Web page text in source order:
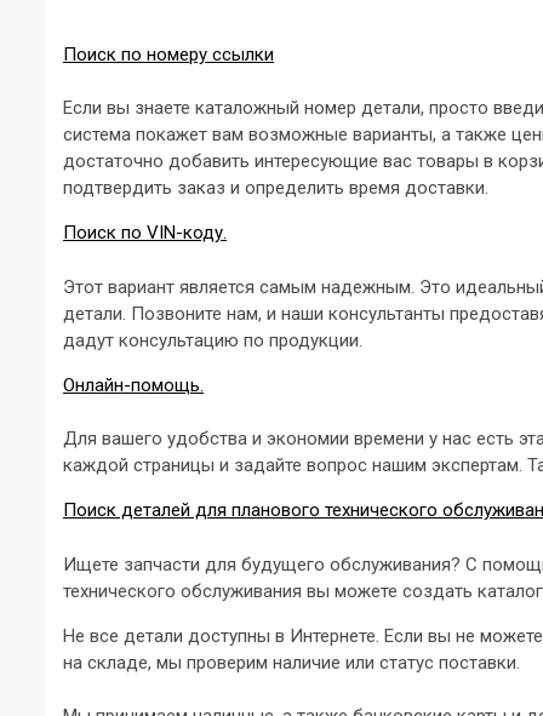
Поиск по номеру ссылки
Если вы знаете каталожный номер детали, просто
система покажет вам возможные варианты, а также
достаточно добавить интересующие вас товары в
подтвердить заказ и определить время доставки.
Поиск по VIN-коду.
Этот вариант является самым надежным. Это
детали. Позвоните нам, и наши консультанты
дадут консультацию по продукции.
Онлайн-помощь.
Для вашего удобства и экономии времени у нас есть
каждой страницы и задайте вопрос нашим экспертам.
Поиск деталей для планового технического
Ищете запчасти для будущего обслуживания? С
технического обслуживания вы можете создать
Не все детали доступны в Интернете. Если вы не
на складе, мы проверим наличие или статус поставки.